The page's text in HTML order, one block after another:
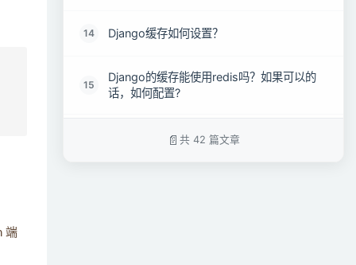
端
14 Django缓存如何设置？
15
Django的缓存能使用redis吗？如果可以的
话，如何配置?
Django路由系统中name的作用？
共 42 篇文章